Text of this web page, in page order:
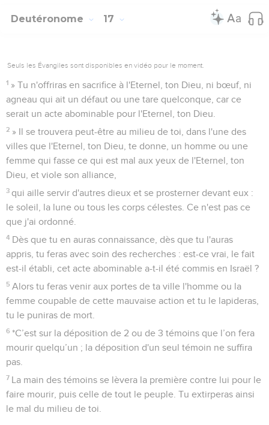
Deutéronome 17
Seuls les Évangiles sont disponibles en vidéo pour le moment.
1 » Tu n'offriras en sacrifice à l'Eternel, ton Dieu, ni bœuf, ni
agneau qui ait un défaut ou une tare quelconque, car ce
serait un acte abominable pour l'Eternel, ton Dieu.
2 » Il se trouvera peut-être au milieu de toi, dans l'une des
villes que l'Eternel, ton Dieu, te donne, un homme ou une
femme qui fasse ce qui est mal aux yeux de l'Eternel, ton
Dieu, et viole son alliance,
3 qui aille servir d'autres dieux et se prosterner devant eux :
le soleil, la lune ou tous les corps célestes. Ce n'est pas ce
que j'ai ordonné.
4 Dès que tu en auras connaissance, dès que tu l'auras
appris, tu feras avec soin des recherches : est-ce vrai, le fait
est-il établi, cet acte abominable a-t-il été commis en Israël ?
5 Alors tu feras venir aux portes de ta ville l'homme ou la
femme coupable de cette mauvaise action et tu le lapideras,
tu le puniras de mort.
6 *C’est sur la déposition de 2 ou de 3 témoins que l’on fera
mourir quelqu’un ; la déposition d'un seul témoin ne suffira
pas.
7 La main des témoins se lèvera la première contre lui pour le
faire mourir, puis celle de tout le peuple. Tu extirperas ainsi
le mal du milieu de toi.